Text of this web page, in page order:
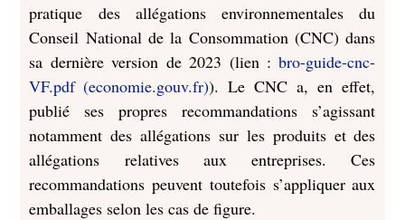
pratique des allégations environnementales du
Conseil National de la Consommation (CNC) dans
sa dernière version de 2023 (lien :bro-guide-cnc-
VF.pdf (economie.gouv.fr)). Le CNC a, en effet,
publié ses propres recommandations s’agissant
notamment des allégations sur les produits et des
allégations relatives aux entreprises. Ces
recommandations peuvent toutefois s’appliquer aux
emballages selon les cas de figure.